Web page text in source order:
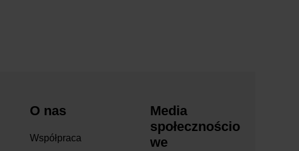
O nas
Współpraca
Media
społecznościo
we